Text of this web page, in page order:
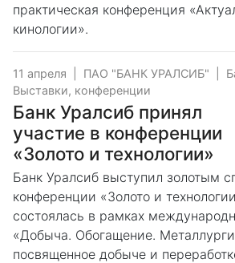
практическая конференция
кинологии».
11 апреля ПАО "БАНК УРАЛСИБ"
Выставки, конференции
Банк Уралсиб принял
участие в конференции
«Золото и технологии»
Банк Уралсиб выступил золотым
конференции «Золото и
состоялась в рамках
«Добыча. Обогащение.
посвященное добыче и